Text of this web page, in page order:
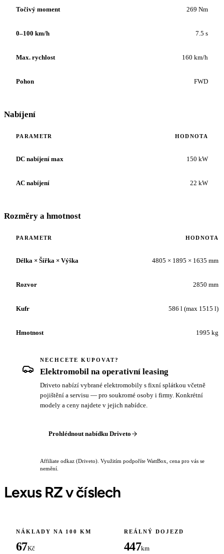
Točivý moment 269 Nm
0–100 km/h 7.5 s
Max. rychlost 160 km/h
Pohon FWD
Nabíjení
PARAMETR HODNOTA
DC nabíjení max 150 kW
AC nabíjení 22 kW
Rozměry a hmotnost
PARAMETR HODNOTA
Délka × Šířka × Výška 4805 × 1895 × 1635 mm
Rozvor 2850 mm
Kufr 586 l (max 1515 l)
Hmotnost 1995 kg
NECHCETE KUPOVAT?
Elektromobil na operativní leasing
Driveto nabízí vybrané elektromobily s fixní splátkou včetně
pojištění a servisu — pro soukromé osoby i firmy. Konkrétní
modely a ceny najdete v jejich nabídce.
Prohlédnout nabídku Driveto
Affiliate odkaz (Driveto). Využitím podpoříte WattBox, cena pro vás se
nemění.
Lexus RZ v číslech
NÁKLADY NA 100 KM
67Kč
REÁLNÝ DOJEZD
447km